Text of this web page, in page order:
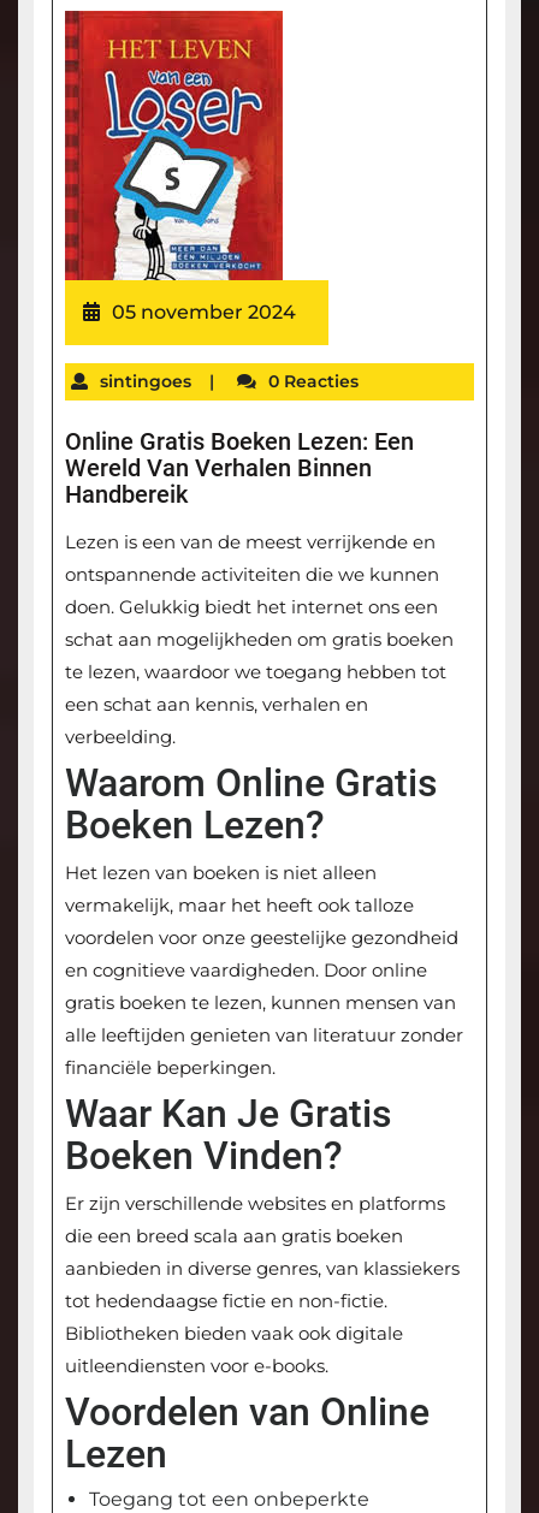
05 november 2024
sintingoes | 0 Reacties
Online Gratis Boeken Lezen: Een
Wereld Van Verhalen Binnen
Handbereik
Lezen is een van de meest verrijkende en
ontspannende activiteiten die we kunnen
doen. Gelukkig biedt het internet ons een
schat aan mogelijkheden om gratis boeken
te lezen, waardoor we toegang hebben tot
een schat aan kennis, verhalen en
verbeelding.
Waarom Online Gratis
Boeken Lezen?
Het lezen van boeken is niet alleen
vermakelijk, maar het heeft ook talloze
voordelen voor onze geestelijke gezondheid
en cognitieve vaardigheden. Door online
gratis boeken te lezen, kunnen mensen van
alle leeftijden genieten van literatuur zonder
financiële beperkingen.
Waar Kan Je Gratis
Boeken Vinden?
Er zijn verschillende websites en platforms
die een breed scala aan gratis boeken
aanbieden in diverse genres, van klassiekers
tot hedendaagse fictie en non-fictie.
Bibliotheken bieden vaak ook digitale
uitleendiensten voor e-books.
Voordelen van Online
Lezen
Toegang tot een onbeperkte